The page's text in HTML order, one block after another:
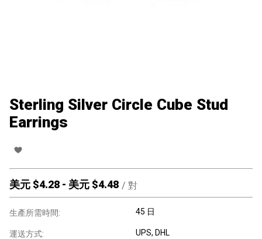
Sterling Silver Circle Cube Stud
Earrings
美元 $4.28 - 美元 $4.48 / 對
生產所需時間: 45 日
運送方式: UPS, DHL